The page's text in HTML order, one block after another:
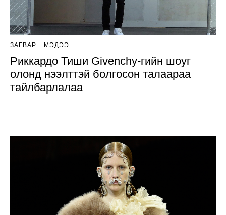
ЗАГВАР МЭДЭЭ
Риккардо Тиши Givenchy-гийн шоуг
олонд нээлттэй болгосон талаараа
тайлбарлалаа